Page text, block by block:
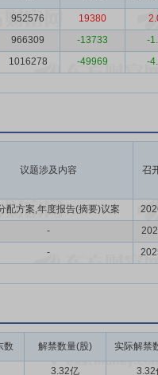
952576 19380
966309 -13733
-
1016278 -49969 -
议题涉及内容 召
配方案,年度报告(摘要)议案
-
-
数 解禁数量(股) 实际解禁
3.32亿
3.32